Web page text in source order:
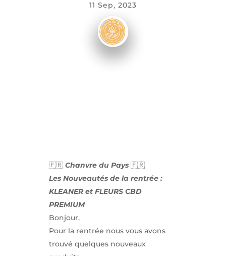
11 Sep, 2023
🇫🇷 Chanvre du Pays🇫🇷
Les Nouveautés de la rentrée :
KLEANER et FLEURS CBD
PREMIUM
Bonjour,
Pour la rentrée nous vous avons
trouvé quelques nouveaux